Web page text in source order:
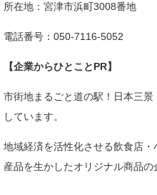
所在地：宮津市浜町3008番地​
電話番号：050-7116-5052​
【企業からひとことPR】
市街地まるごと道の駅！日本三
しています。
地域経済を活性化させる飲食店
産品を生かしたオリジナル商品の